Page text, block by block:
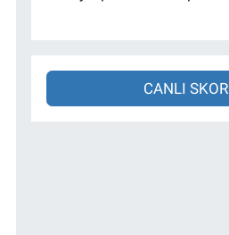
CANLI SKOR